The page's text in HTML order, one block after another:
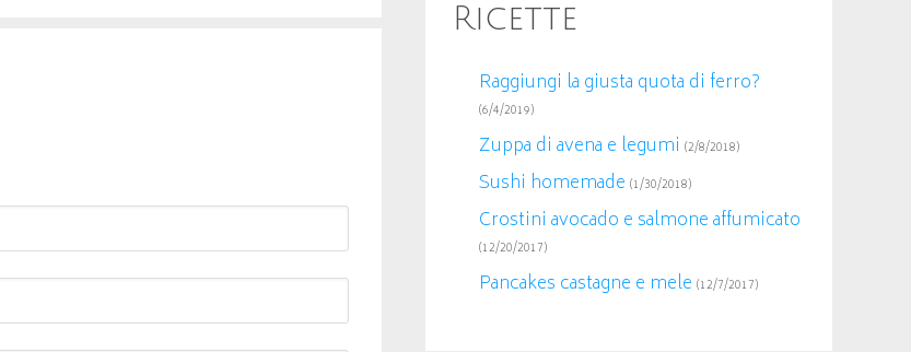
Ricette
Raggiungi la giusta quota di ferro?
(6/4/2019)
Zuppa di avena e legumi (2/8/2018)
Sushi homemade (1/30/2018)
Crostini avocado e salmone affumicato
(12/20/2017)
Pancakes castagne e mele (12/7/2017)